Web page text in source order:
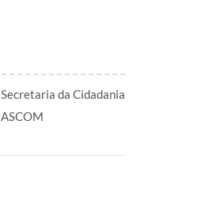
Secretaria da Cidadania
ASCOM